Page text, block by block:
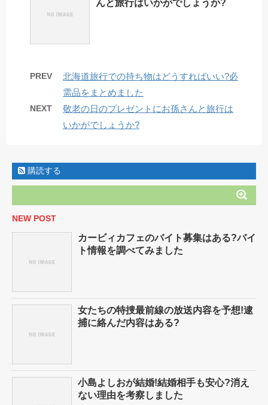
んと旅行はいかがでしょうか?
PREV
北海道旅行での持ち物はどうすればいい?必
需品をまとめました
NEXT
敬老の日のプレゼントにお孫さんと旅行は
いかがでしょうか?
購読する
NEW POST
カービィカフェのバイト募集はある?バイ
ト情報を調べてみました
女たちの特捜最前線の放送内容を予想!逮
捕に絡んだ内容はある?
小島よしおが結婚!結婚相手も安心?消え
ない理由を考察しました